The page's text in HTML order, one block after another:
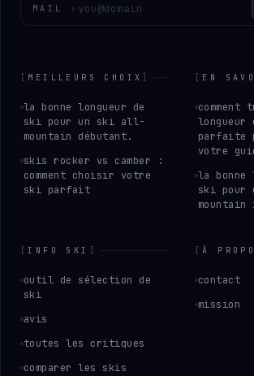
MAIL ›
[ MEILLEURS CHOIX ]
la bonne longueur de
ski pour un ski all-
mountain débutant.
skis rocker vs camber :
comment choisir votre
ski parfait
[ EN
comment
longueur
parfaite
votre
la bonne
ski
[INFO SKI ]
outil de sélection de
ski
avis
toutes les critiques
comparer les skis
[À
contact
mission